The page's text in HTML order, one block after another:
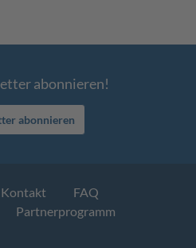
abonnieren!
abonnieren
Kontakt
FAQ
Partnerprogramm